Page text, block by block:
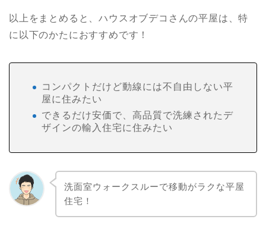
以上をまとめると、ハウスオブデコさんの平屋は、特
に以下のかたにおすすめです！
コンパクトだけど動線には不自由しない平
屋に住みたい
できるだけ安価で、高品質で洗練されたデ
ザインの輸入住宅に住みたい
洗面室ウォークスルーで移動がラクな平屋
住宅！